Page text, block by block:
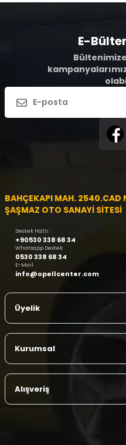
E-
BAHÇEKAPI MAH. 2540.CAD
ŞAŞMAZ OTO SANAYİ SİTESİ
Destek Hattı
+90530 338 68 34
Whatsapp Destek
0530 338 68 34
E-Mail
info@opellcenter.com
Üyelik
Kurumsal
Alışveriş